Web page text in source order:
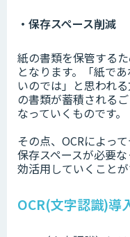
・保存スペース削減
紙の書類を保管する
となります。「紙で
いのでは」と思われ
の書類が蓄積される
なっていくものです。
その点、OCRによっ
保存スペースが必要
効活用していくことが
OCR(文字認識)導